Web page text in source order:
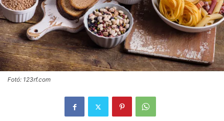
Fotó: 123rf.com